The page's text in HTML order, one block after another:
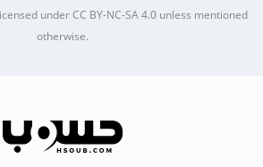
underCC BY-NC-SA 4.0unless mentioned
otherwise.